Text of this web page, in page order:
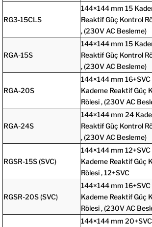
RG3-15CLS
144×144 mm 15
Reaktif Güç Kontrol
,(230V AC Besleme)
RGA-15S
144×144 mm 15
Reaktif Güç Kontrol
,(230V AC Besleme)
RGA-20S
144×144 mm 16+SVC
Kademe Reaktif Güç
Rölesi ,(230V AC
RGA-24S
144×144 mm 24
Reaktif Güç Kontrol
,(230V AC Besleme)
RGSR-15S (SVC)
144×144 mm 12+SVC
Kademe Reaktif Güç
Rölesi , 12+SVC
RGSR-20S (SVC)
144×144 mm 16+SVC
Kademe Reaktif Güç
Rölesi ,(230V AC
144×144 mm 20+SVC